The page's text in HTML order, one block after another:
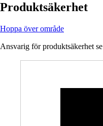
Produktsäkerhet
Hoppa över område
Ansvarig för produktsäkerhet se